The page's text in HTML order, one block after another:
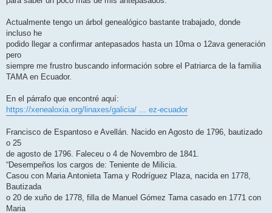
Actualmente tengo un árbol genealógico bastante trabajado, donde
incluso he
podido llegar a confirmar antepasados hasta un 10ma o 12ava generación
pero
siempre me frustro buscando información sobre el Patriarca de la familia
TAMA en Ecuador.
En el párrafo que encontré aquí:
https://xenealoxia.org/linaxes/galicia/ ... ez-ecuador
Francisco de Espantoso e Avellán. Nacido en Agosto de 1796, bautizado
o 25
de agosto de 1796. Faleceu o 4 de Novembro de 1841.
“Desempeños los cargos de: Teniente de Milicia.
Casou con Maria Antonieta Tama y Rodríguez Plaza, nacida en 1778,
Bautizada
o 20 de xuño de 1778, filla de Manuel Gómez Tama casado en 1771 con
Maria